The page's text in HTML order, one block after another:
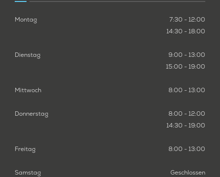
Montag
7:30 - 12:00
14:30 - 18:00
Dienstag
9:00 - 13:00
15:00 - 19:00
Mittwoch 8:00 - 13:00
Donnerstag
8:00 - 12:00
14:30 - 19:00
Freitag 8:00 - 13:00
Samstag Geschlossen